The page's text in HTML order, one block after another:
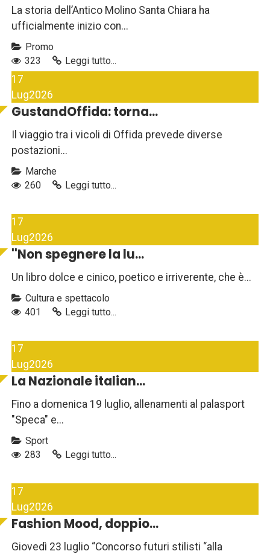
La storia dell’Antico Molino Santa Chiara ha
ufficialmente inizio con...
Promo
323
Leggi tutto...
17
Lug2026
GustandOffida: torna...
Il viaggio tra i vicoli di Offida prevede diverse
postazioni...
Marche
260
Leggi tutto...
17
Lug2026
''Non spegnere la lu...
Un libro dolce e cinico, poetico e irriverente, che è...
Cultura e spettacolo
401
Leggi tutto...
17
Lug2026
La Nazionale italian...
Fino a domenica 19 luglio, allenamenti al palasport
"Speca" e...
Sport
283
Leggi tutto...
17
Lug2026
Fashion Mood, doppio...
Giovedì 23 luglio “Concorso futuri stilisti “alla